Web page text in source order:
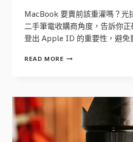
MacBook 要賣前該重灌嗎？光
二手筆電收購商角度，告訴你正
登出 Apple ID 的重要性，避免
READ MOREMACBOOK
重